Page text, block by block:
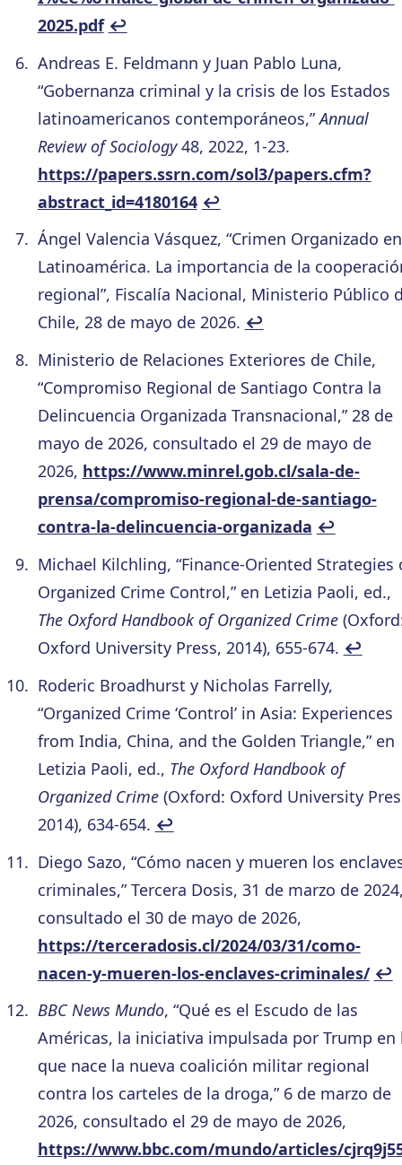
2025.pdf ↩︎
Andreas E. Feldmann y Juan Pablo Luna,
“Gobernanza criminal y la crisis de los Estados
latinoamericanos contemporáneos,”Annual
Review of Sociology48, 2022, 1-23.
https://papers.ssrn.com/sol3/papers.cfm?
abstract_id=4180164 ↩︎
Ángel Valencia Vásquez, “Crimen Organizado en
Latinoamérica. La importancia de la
regional”, Fiscalía Nacional, Ministerio Público
Chile, 28 de mayo de 2026. ↩︎
Ministerio de Relaciones Exteriores de Chile,
“Compromiso Regional de Santiago Contra la
Delincuencia Organizada Transnacional,” 28 de
mayo de 2026, consultado el 29 de mayo de
2026, https://www.minrel.gob.cl/sala-de-
prensa/compromiso-regional-de-santiago-
contra-la-delincuencia-organizada ↩︎
Michael Kilchling, “Finance-Oriented Strategies
Organized Crime Control,” en Letizia Paoli, ed.,
The Oxford Handbook of Organized Crime
Oxford University Press, 2014), 655-674. ↩︎
Roderic Broadhurst y Nicholas Farrelly,
“Organized Crime ‘Control’ in Asia: Experiences
from India, China, and the Golden Triangle,” en
Letizia Paoli, ed., The Oxford Handbook of
Organized Crime(Oxford: Oxford University
2014), 634-654. ↩︎
Diego Sazo, “Cómo nacen y mueren los
criminales,” Tercera Dosis, 31 de marzo de
consultado el 30 de mayo de 2026,
https://terceradosis.cl/2024/03/31/como-
nacen-y-mueren-los-enclaves-criminales/ ↩︎
BBC News Mundo, “Qué es el Escudo de las
Américas, la iniciativa impulsada por Trump en
que nace la nueva coalición militar regional
contra los carteles de la droga,” 6 de marzo de
2026, consultado el 29 de mayo de 2026,
https://www.bbc.com/mundo/articles/